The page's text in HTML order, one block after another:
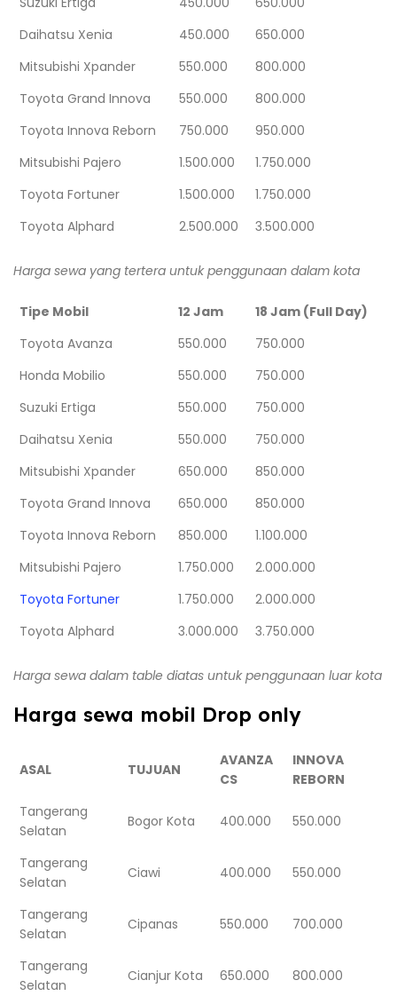
Daihatsu Xenia
450.000
650.000
Mitsubishi Xpander
550.000
800.000
Toyota Grand Innova
550.000
800.000
Toyota Innova Reborn
750.000
950.000
Mitsubishi Pajero
1.500.000
1.750.000
Toyota Fortuner
1.500.000
1.750.000
Toyota Alphard
2.500.000 3.500.000
Harga sewa yang tertera untuk penggunaan dalam kota
Tipe Mobil 12 Jam
18 Jam (Full Day)
Toyota Avanza
550.000
750.000
Honda Mobilio
550.000
750.000
Suzuki Ertiga
550.000
750.000
Daihatsu Xenia
550.000
750.000
Mitsubishi Xpander
650.000
850.000
Toyota Grand Innova
650.000
850.000
Toyota Innova Reborn
850.000
1.100.000
Mitsubishi Pajero
1.750.000
2.000.000
Toyota Fortuner
1.750.000
2.000.000
Toyota Alphard
3.000.000 3.750.000
Harga sewa dalam table diatas untuk penggunaan luar kota
Harga sewa mobil Drop only
ASAL TUJUAN
AVANZA
CS
INNOVA
REBORN
Tangerang
Selatan
Bogor Kota 400.000 550.000
Tangerang
Selatan
Ciawi 400.000 550.000
Tangerang
Selatan
Cipanas 550.000 700.000
Tangerang
Selatan
Cianjur Kota 650.000 800.000